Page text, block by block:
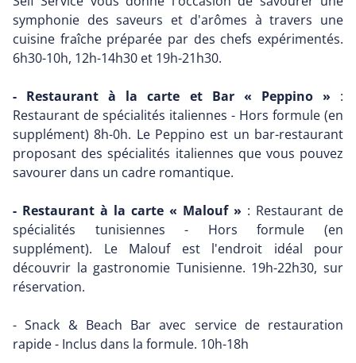
symphonie des saveurs et d'arômes à travers une
cuisine fraîche préparée par des chefs expérimentés.
6h30-10h, 12h-14h30 et 19h-21h30.
- Restaurant à la carte et Bar « Peppino » :
Restaurant de spécialités italiennes - Hors formule (en
supplément) 8h-0h. Le Peppino est un bar-restaurant
proposant des spécialités italiennes que vous pouvez
savourer dans un cadre romantique.
- Restaurant à la carte « Malouf » : Restaurant de
spécialités tunisiennes - Hors formule (en
supplément). Le Malouf est l'endroit idéal pour
découvrir la gastronomie Tunisienne. 19h-22h30, sur
réservation.
- Snack & Beach Bar avec service de restauration
rapide - Inclus dans la formule. 10h-18h